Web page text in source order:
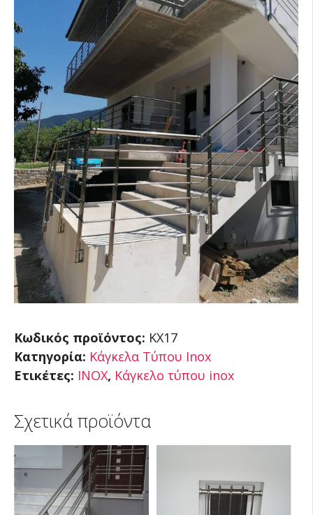
Κωδικός προϊόντος: KX17
Κατηγορία: Κάγκελα Τύπου Inox
Ετικέτες: ΙΝΟΧ, Κάγκελο τύπου inox
Σχετικά προϊόντα